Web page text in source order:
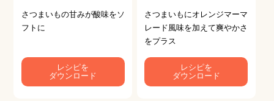
さつまいもの甘みが酸味をソ
フトに
レシピを
ダウンロード
さつまいもにオレンジマーマ
レード風味を加えて爽やかさ
をプラス
レシピを
ダウンロード